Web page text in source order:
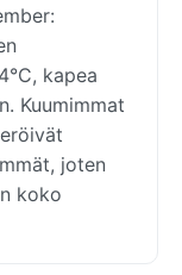
kapea
Kuumimmat
joten
koko